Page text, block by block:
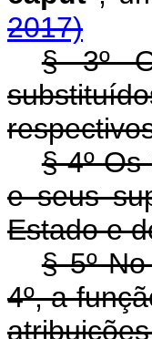
2017)
§ 3º
§ 4º
e seus
Estado e
§ 5º
4º, a